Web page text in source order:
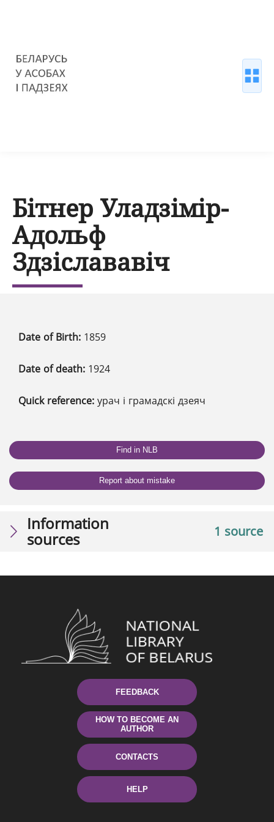
Бітнер Уладзімір-
Адольф
Здзіслававіч
Date of Birth: 1859
Date of death: 1924
Quick reference: урач і грамадскі дзеяч
Find in NLB
Report about mistake
1 source
Information
sources
FEEDBACK
HOW TO BECOME AN
AUTHOR
CONTACTS
HELP